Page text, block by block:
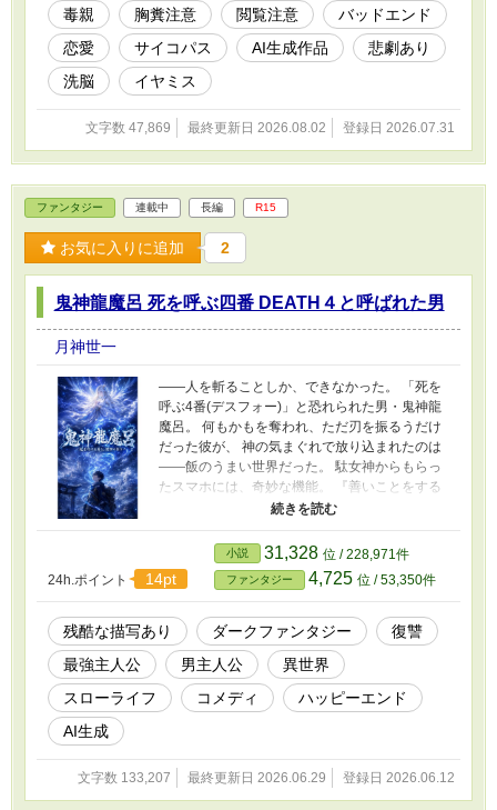
も、素直な心も、たった一度の初恋が理不尽に
散った悲しみすらも、すべては大人たちが仕組
んだ「極上のスパイス」に過ぎないのだ。 読者
だけが知っている、18年をかけた絶望のカウン
トダウン。 箱庭の幸福を信じて疑わない少女
が、残酷な真実に気づくその瞬間まで……あな
たはこの狂気から目を逸らすことができるか？
※本作はハッピーエンドではありません。極上
の絶望感と胸糞悪さを求める方のみお読みくだ
さい。 本作品はAIを活用して制作しています。
企画・設定・世界観・登場人物・ストーリーは
作者が考案し、本文の文章生成にはAIを利用し
ています。掲載内容は作者が確認・修正・監修
毒親 胸糞注意 閲覧注意
バッドエンド
恋愛
サイコパス AI生成作品
悲劇あり
洗脳
イヤミス
文字数 47,869 最終更新日 2026.08.02 登録日 2026.07.31
ファンタジー 連載中 長編 R15
お気に入りに追加 2
鬼神龍魔呂 死を呼ぶ四番 DEATH４と呼ばれた男
月神世一
——人を斬ることしか、できなかった。 「死を
呼ぶ4番(デスフォー)」と恐れられた男・鬼神龍
魔呂。 何もかもを奪われ、ただ刃を振るうだけ
だった彼が、 神の気まぐれで放り込まれたのは
——飯のうまい世界だった。 駄女神からもらっ
たスマホには、奇妙な機能。 『善いことをする
と、ポイントが入ります』 人を斬っても、小
銭。人を救い、人を笑わせると、大金。 ——な
ら、この刃で。今度は、誰かを「うまい」と言
わせてやる。 悪人専門の女弁護士。同じ名前
の、小さな子供。陽気な相棒コンビ。 殺戮の鬼
が、辺境の村で包丁を握り、ひとつの掟を持つ
までの、再生の物語。 ⚠ 本作は第四章から始ま
ります。 主人公の壮絶な過去を描く第一章
『Death4』は、いわば長い長い前日譚。 村の物
語から読みたい方は、このまま第1話へどうぞ。
過去の地獄を知りたくなったら、いつでも第一
ています。企画・設定・世界観・登場人物・ス
トーリーは作者が考案し、本文の文章生成には
24h.ポイント 14pt
小説 31,328 位 / 228,971件
ファンタジー 4,725 位 / 53,350件
残酷な描写あり ダークファンタジー
復讐
最強主人公
男主人公
異世界
スローライフ
コメディ
ハッピーエンド
AI生成
文字数 133,207 最終更新日 2026.06.29 登録日 2026.06.12